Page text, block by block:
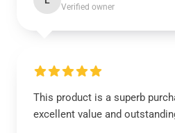
Verified owner
This product is a superb
excellent value and